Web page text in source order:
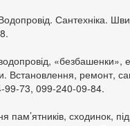
Сантехніка.
«безбашенки»,
Встановлення, ремонт,
99-73, 099-240-09-84.
пам’ятників, сходинок,